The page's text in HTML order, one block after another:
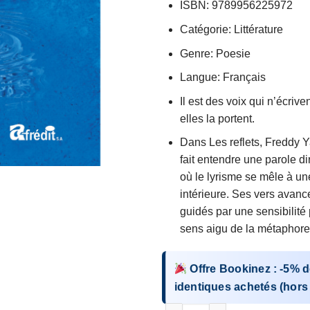
ISBN: 9789956225972
Catégorie: Littérature
Genre: Poesie
Langue: Français
Il est des voix qui
elles la portent.
Dans Les reflets, Freddy
fait entendre une parole
où le lyrisme se mêle à
intérieure. Ses vers
guidés par une sensibilité
sens aigu de la
Offre Bookinez:-5%
identiques achetés